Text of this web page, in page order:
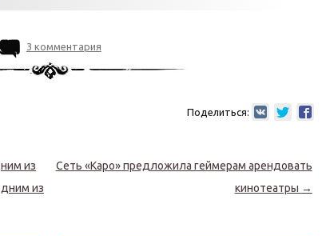
3 комментария
Поделиться:
из
из
Сеть «Каро» предложила геймерам арендовать
кинотеатры →